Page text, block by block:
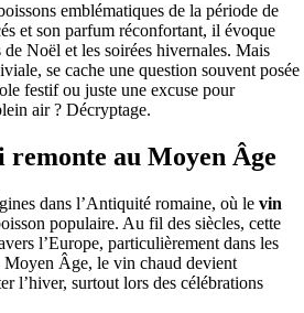
emblématiques de la période de
et son parfum réconfortant, il évoque
Noël et les soirées hivernales. Mais
se cache une question souvent posée
festif ou juste une excuse pour
air ? Décryptage.
au Moyen Âge
dans l’Antiquité romaine, où le vin
populaire. Au fil des siècles, cette
l’Europe, particulièrement dans les
Âge, le vin chaud devient
l’hiver, surtout lors des célébrations